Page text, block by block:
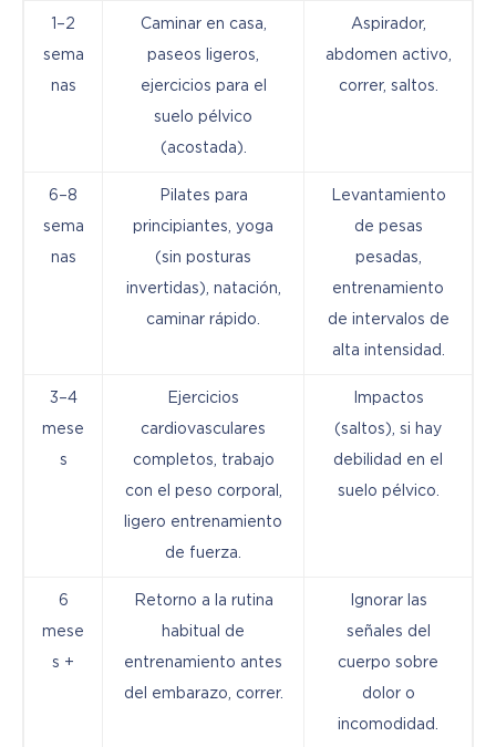
1–2
sema
nas
Caminar en casa,
paseos ligeros,
ejercicios para el
suelo pélvico
(acostada).
Aspirador,
abdomen activo,
correr, saltos.
6–8
sema
nas
Pilates para
principiantes, yoga
(sin posturas
invertidas), natación,
caminar rápido.
Levantamiento
de pesas
pesadas,
entrenamiento
de intervalos de
alta intensidad.
3–4
mese
s
Ejercicios
cardiovasculares
completos, trabajo
con el peso corporal,
ligero entrenamiento
de fuerza.
Impactos
(saltos), si hay
debilidad en el
suelo pélvico.
6
mese
s +
Retorno a la rutina
habitual de
entrenamiento antes
del embarazo, correr.
Ignorar las
señales del
cuerpo sobre
dolor o
incomodidad.